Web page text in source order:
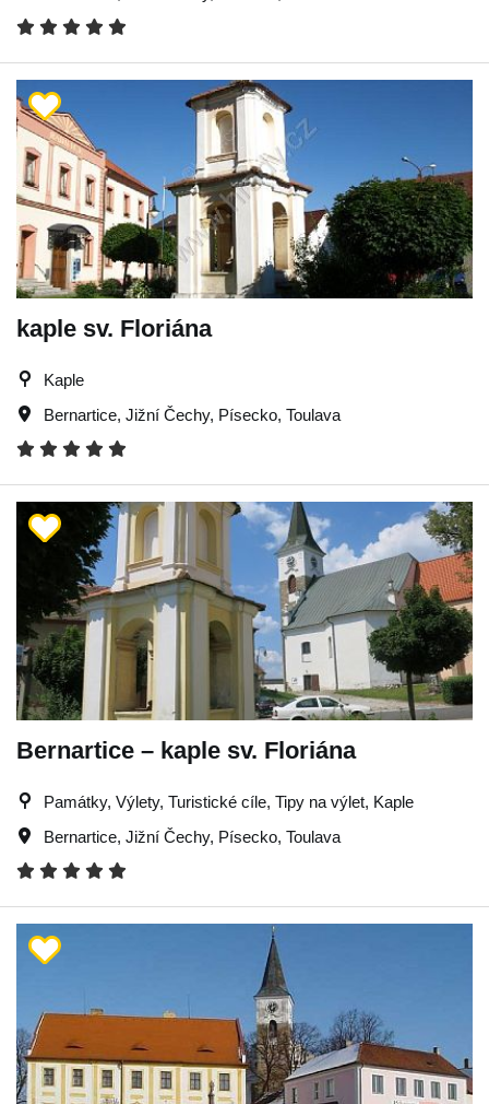
kaple sv. Floriána
Kaple
Bernartice, Jižní Čechy, Písecko, Toulava
Bernartice – kaple sv. Floriána
Památky, Výlety, Turistické cíle, Tipy na výlet, Kaple
Bernartice, Jižní Čechy, Písecko, Toulava